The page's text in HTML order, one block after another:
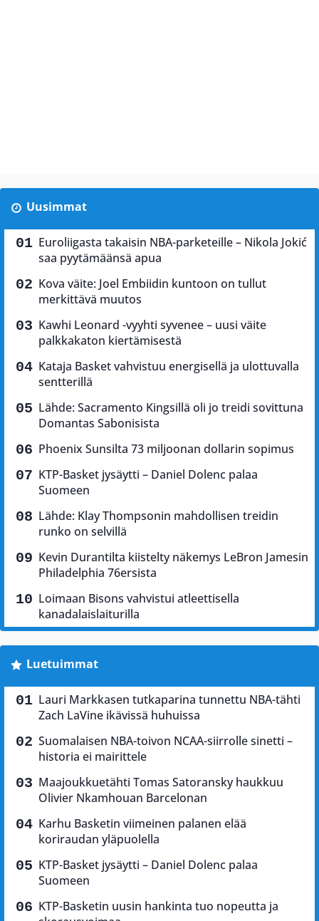
Uusimmat
Euroliigasta takaisin NBA-parketeille – Nikola Jokić
saa pyytämäänsä apua
Kova väite: Joel Embiidin kuntoon on tullut
merkittävä muutos
Kawhi Leonard -vyyhti syvenee – uusi väite
palkkakaton kiertämisestä
Kataja Basket vahvistuu energisellä ja ulottuvalla
sentterillä
Lähde: Sacramento Kingsillä oli jo treidi sovittuna
Domantas Sabonisista
Phoenix Sunsilta 73 miljoonan dollarin sopimus
KTP-Basket jysäytti – Daniel Dolenc palaa
Suomeen
Lähde: Klay Thompsonin mahdollisen treidin
runko on selvillä
Kevin Durantilta kiistelty näkemys LeBron Jamesin
Philadelphia 76ersista
Loimaan Bisons vahvistui atleettisella
kanadalaislaiturilla
Luetuimmat
Lauri Markkasen tutkaparina tunnettu NBA-tähti
Zach LaVine ikävissä huhuissa
Suomalaisen NBA-toivon NCAA-siirrolle sinetti –
historia ei mairittele
Maajoukkuetähti Tomas Satoransky haukkuu
Olivier Nkamhouan Barcelonan
Karhu Basketin viimeinen palanen elää
koriraudan yläpuolella
KTP-Basket jysäytti – Daniel Dolenc palaa
Suomeen
KTP-Basketin uusin hankinta tuo nopeutta ja